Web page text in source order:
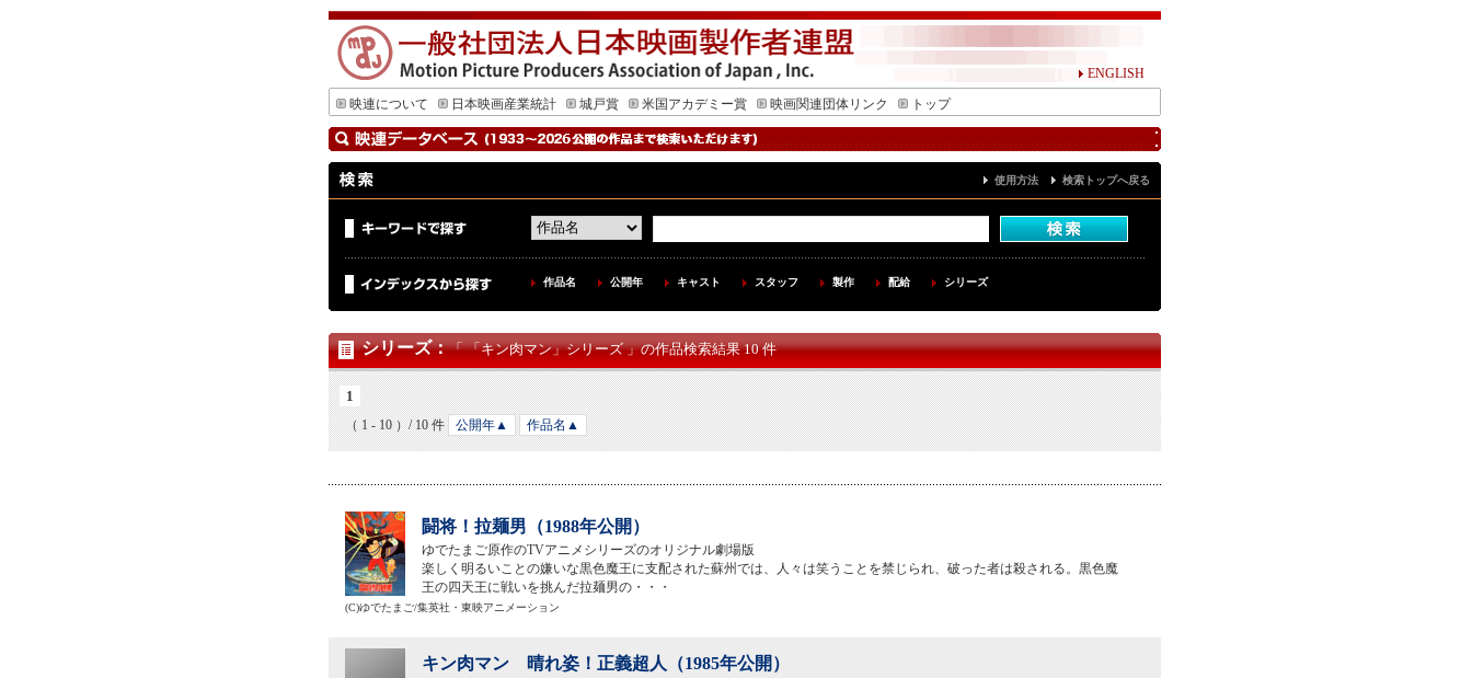
ENGLISH
映連について
日本映画産業統計 城戸賞 米国アカデミー賞 映画関連団体リンク トップ
使用方法 検索トップへ戻る
作品名 公開年 キャスト スタッフ 製作 配給 シリーズ
シリーズ：「 「キン肉マン」シリーズ 」の作品検索結果 10 件
1
（ 1 - 10 ）/ 10 件 公開年▲ 作品名▲
闘将！拉麺男（1988年公開）
ゆでたまご原作のTVアニメシリーズのオリジナル劇場版
楽しく明るいことの嫌いな黒色魔王に支配された蘇州では、人々は笑うことを禁じられ、破った者は殺される。黒色魔
王の四天王に戦いを挑んだ拉麺男の・・・
(C)ゆでたまご/集英社・東映アニメーション
キン肉マン 晴れ姿！正義超人（1985年公開）